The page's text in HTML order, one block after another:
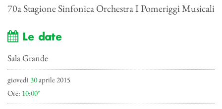
70a Stagione Sinfonica Orchestra I Pomeriggi Musicali
Le date
Sala Grande
giovedì 30aprile 2015
Ore: 10:00*